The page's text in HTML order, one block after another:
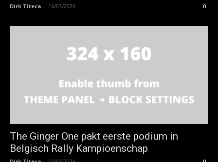
Dirk Titeca - 16/03/2026 0
The Ginger One pakt eerste podium in
Belgisch Rally Kampioenschap